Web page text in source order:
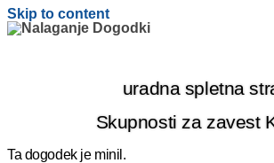
Skip to content
uradna spletna
Skupnosti za zavest
Ta dogodek je minil.